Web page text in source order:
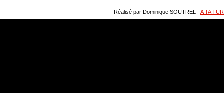
Réalisé par Dominique SOUTREL -A TA